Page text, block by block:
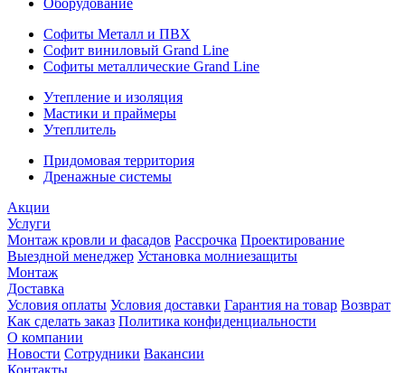
Оборудование
Софиты Металл и ПВХ
Софит виниловый Grand Line
Софиты металлические Grand Line
Утепление и изоляция
Мастики и праймеры
Утеплитель
Придомовая территория
Дренажные системы
Акции
Услуги
Монтаж кровли и фасадов Рассрочка Проектирование
Выездной менеджер Установка молниезащиты
Монтаж
Доставка
Условия оплаты Условия доставки Гарантия на товар Возврат
Как сделать заказ Политика конфиденциальности
О компании
Новости Сотрудники Вакансии
Контакты